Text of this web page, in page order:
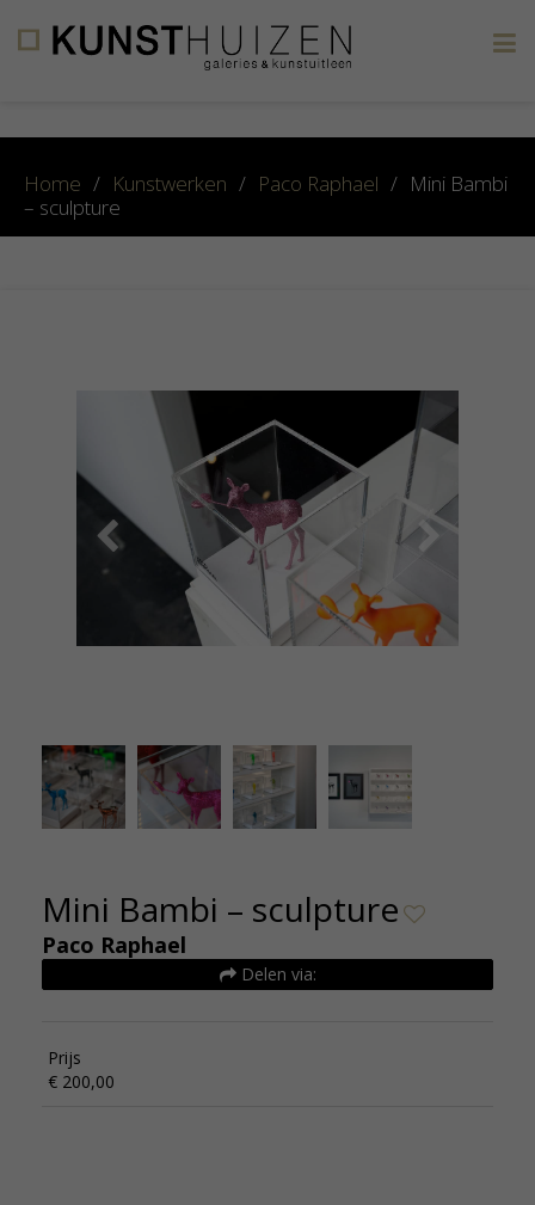
Home / Kunstwerken / Paco Raphael / Mini Bambi
– sculpture
150e Chroom 175e
Mini Bambi – sculpture
Paco Raphael
Delen via:
Prijs
€ 200,00